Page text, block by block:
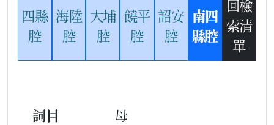
四縣
腔
海陸
腔
大埔
腔
饒平
腔
詔安
腔
南四
縣腔
回檢
索清
單
詞目
母